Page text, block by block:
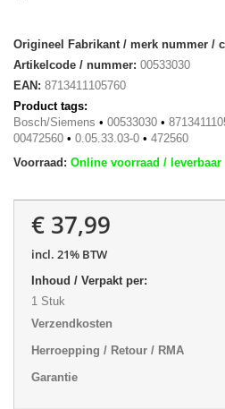
Origineel Fabrikant / merk nummer /
Artikelcode / nummer: 00533030
EAN: 8713411105760
Product tags:
Bosch/Siemens • 00533030 •
00472560 • 0.05.33.03-0 • 472560
Voorraad: Online voorraad / leverbaar
€ 37,99
incl. 21% BTW
Inhoud / Verpakt per:
1 Stuk
Verzendkosten
Herroepping / Retour / RMA
Garantie